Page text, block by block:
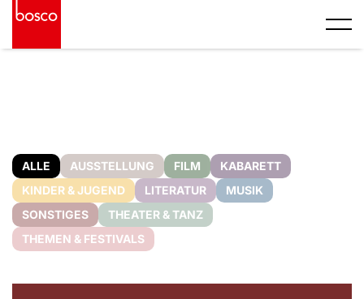
ALLE AUSSTELLUNG FILM
KABARETT
KINDER & JUGEND
LITERATUR
MUSIK
SONSTIGES
THEATER & TANZ
THEMEN & FESTIVALS